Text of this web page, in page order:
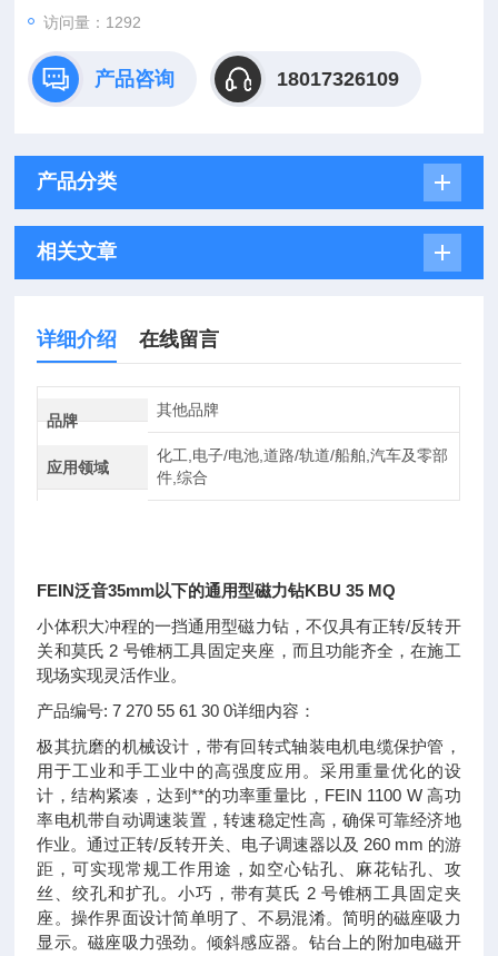
访问量：1292
产品咨询 18017326109
产品分类
相关文章
详细介绍 在线留言
品牌
其他品牌
应用领域
化工,电子/电池,道路/轨道/船舶,汽车及零部
件,综合
FEIN泛音35mm以下的通用型磁力钻KBU 35 MQ
小体积大冲程的一挡通用型磁力钻，不仅具有正转/反转开
关和莫氏 2 号锥柄工具固定夹座，而且功能齐全，在施工
现场实现灵活作业。
产品编号: 7 270 55 61 30 0详细内容：
极其抗磨的机械设计，带有回转式轴装电机电缆保护管，
用于工业和手工业中的高强度应用。采用重量优化的设
计，结构紧凑，达到**的功率重量比，FEIN 1100 W 高功
率电机带自动调速装置，转速稳定性高，确保可靠经济地
作业。通过正转/反转开关、电子调速器以及 260 mm 的游
距，可实现常规工作用途，如空心钻孔、麻花钻孔、攻
丝、绞孔和扩孔。小巧，带有莫氏 2 号锥柄工具固定夹
座。操作界面设计简单明了、不易混淆。简明的磁座吸力
显示。磁座吸力强劲。倾斜感应器。钻台上的附加电磁开